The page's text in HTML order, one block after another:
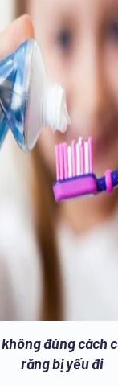
đúng cách
răng bị yếu đi